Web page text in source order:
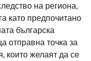
на региона,
като предпочитано
българска
отправна точка за
които желаят да се